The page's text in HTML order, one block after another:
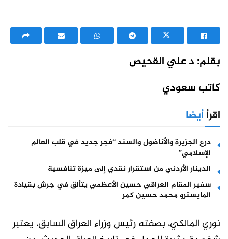
بقلم: د علي القحيص
كاتب سعودي
اقرأأيضا
درع الجزيرة والأناضول والسند “فجر جديد في قلب العالم
الإسلامي”
الدينار الأردني من استقرار نقدي إلى ميزة تنافسية
سفير المقام العراقي حسين الأعظمي يتألق في جرش بقيادة
المايسترو محمد حسين كمر
نوري المالكي، بصفته رئيس وزراء العراق السابق، يعتبر